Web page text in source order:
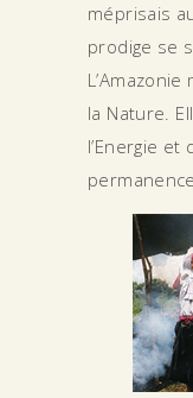
méprisais
prodige se
la Nature.
l’Energie et